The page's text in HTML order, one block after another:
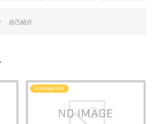
自己紹介
Uncategorized